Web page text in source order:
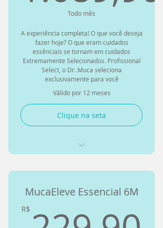
Verifique os benefícios de cada
Estacionamento grátis (até 2
Parceiros: clínicas, nutricionista
e psicólogo a partir de R
1 cancelamento grátis e pausa
de 30 dias/Ano
2 pontos por real gasto
2 pontos por sessão realizada
Cancelamento ilimitado com
2h30min de antecedência
Massagem Relaxante
Massagem Terapêutica
Todo mês
A experiência completa! O que você deseja
fazer hoje? O que eram cuidados
essênciais se tornam em cuidados
Extremamente Selecionados. Profissional
Select, o Dr. Muca seleciona
exclusivamente para você
Válido por 12 meses
Clique na seta
para encontrar o terapeuta idea
Todas as modalidades
1 - Semanal: 1 quiropraxia + 1
MucaEleve Essencial 6M
R$